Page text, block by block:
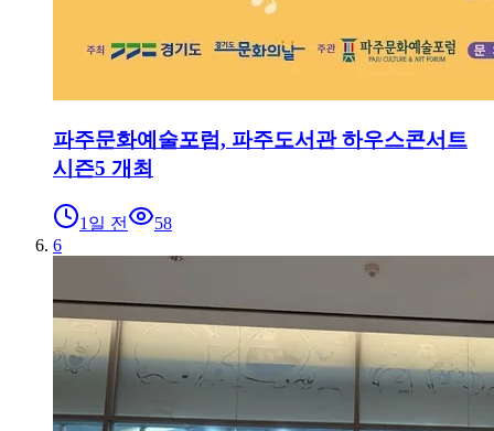
파주문화예술포럼, 파주도서관 하우스콘서트
시즌5 개최
1일 전
58
6